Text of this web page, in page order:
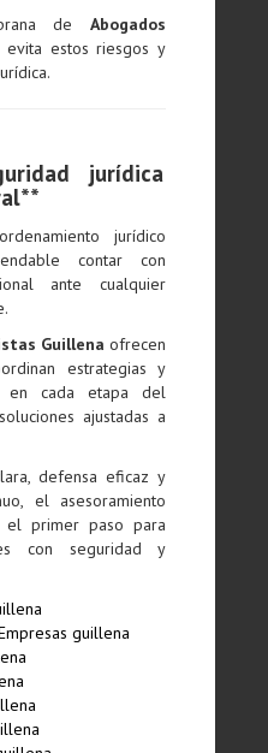
deAbogados
evita estos riesgos y
jurídica
jurídico
contar con
ante cualquier
Guillena ofrecen
estrategias y
en cada etapa del
ajustadas a
defensa eficaz y
el asesoramiento
el primer paso para
con seguridad y
guillena